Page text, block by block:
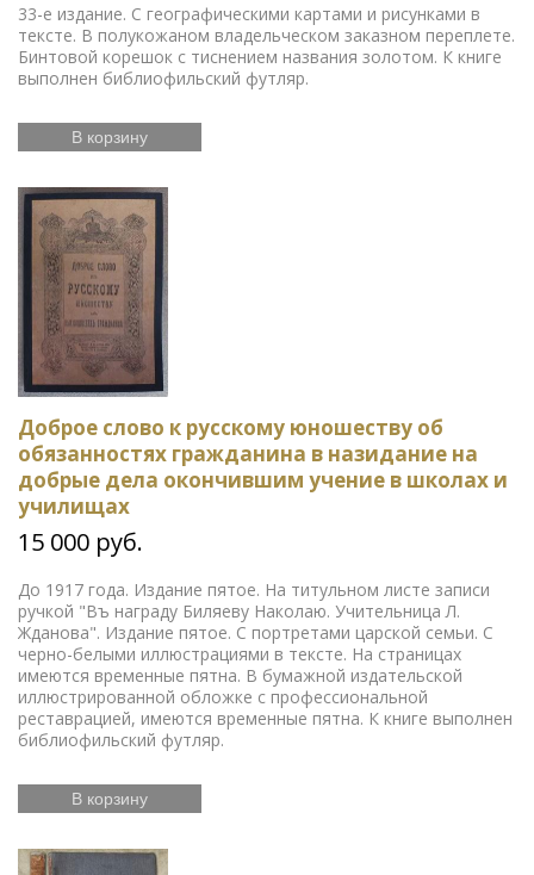
33-е издание. С географическими картами и рисунками в
тексте. В полукожаном владельческом заказном переплете.
Бинтовой корешок с тиснением названия золотом. К книге
выполнен библиофильский футляр.
В корзину
Доброе слово к русскому юношеству об
обязанностях гражданина в назидание на
добрые дела окончившим учение в школах и
училищах
15 000 руб.
До 1917 года. Издание пятое. На титульном листе записи
ручкой "Въ награду Биляеву Наколаю. Учительница Л.
Жданова". Издание пятое. С портретами царской семьи. С
черно-белыми иллюстрациями в тексте. На страницах
имеются временные пятна. В бумажной издательской
иллюстрированной обложке с профессиональной
реставрацией, имеются временные пятна. К книге выполнен
библиофильский футляр.
В корзину